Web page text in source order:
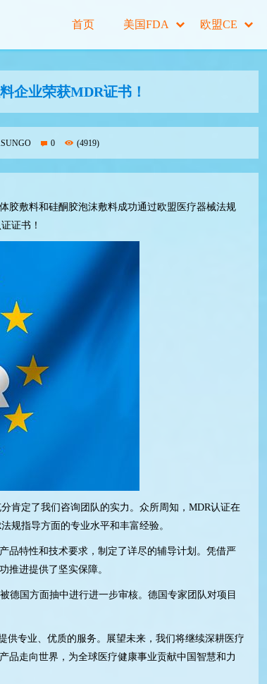
首页 美国FDA 欧盟CE
企业荣获MDR证书！
0 (4919)
胶敷料和硅酮胶泡沫敷料成功通过欧盟医疗器械法规
证书！
肯定了我们咨询团队的实力。众所周知，MDR认证在
规指导方面的专业水平和丰富经验。
品特性和技术要求，制定了详尽的辅导计划。凭借严
推进提供了坚实保障。
德国方面抽中进行进一步审核。德国专家团队对项目
供专业、优质的服务。展望未来，我们将继续深耕医疗
品走向世界，为全球医疗健康事业贡献中国智慧和力